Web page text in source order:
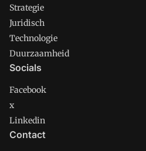
Strategie
Juridisch
Technologie
Duurzaamheid
Socials
Facebook
x
Linkedin
Contact